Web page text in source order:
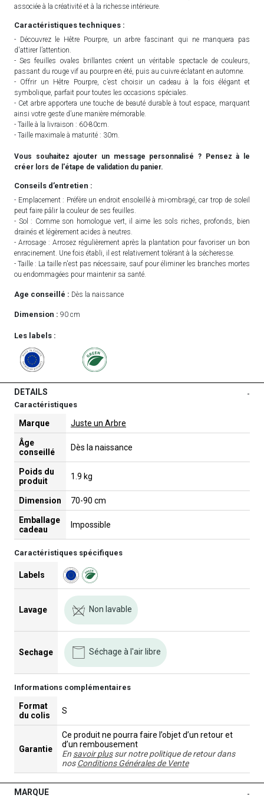
associée à la créativité et à la richesse intérieure.
Caractéristiques techniques :
- Découvrez le Hêtre Pourpre, un arbre fascinant qui ne manquera pas
d'attirer l’attention.
- Ses feuilles ovales brillantes créent un véritable spectacle de couleurs,
passant du rouge vif au pourpre en été, puis au cuivre éclatant en automne.
- Offrir un Hêtre Pourpre, c’est choisir un cadeau à la fois élégant et
symbolique, parfait pour toutes les occasions spéciales.
- Cet arbre apportera une touche de beauté durable à tout espace, marquant
ainsi votre geste d’une manière mémorable.
- Taille à la livraison : 60-80cm.
- Taille maximale à maturité : 30m.
Vous souhaitez ajouter un message personnalisé ? Pensez à le
créer lors de l'étape de validation du panier.
Conseils d’entretien :
- Emplacement : Préfère un endroit ensoleillé à mi-ombragé, car trop de soleil
peut faire pâlir la couleur de ses feuilles.
- Sol : Comme son homologue vert, il aime les sols riches, profonds, bien
drainés et légèrement acides à neutres.
- Arrosage : Arrosez régulièrement après la plantation pour favoriser un bon
enracinement. Une fois établi, il est relativement tolérant à la sécheresse.
- Taille : La taille n'est pas nécessaire, sauf pour éliminer les branches mortes
ou endommagées pour maintenir sa santé.
Age conseillé : Dès la naissance
Dimension : 90 cm
Les labels :
DETAILS -
Caractéristiques
Marque Juste un Arbre
Âge
conseillé
Dès la naissance
Poids du
produit
1.9 kg
Dimension 70-90 cm
Emballage
cadeau
Impossible
Caractéristiques spécifiques
Labels
Lavage Non lavable
Sechage Séchage à l'air libre
Informations complémentaires
Format
du colis
S
Garantie
Ce produit ne pourra faire l’objet d’un retour et
d’un rembousement
En savoir plussur notre politique de retour dans
nosConditions Générales de Vente
MARQUE -